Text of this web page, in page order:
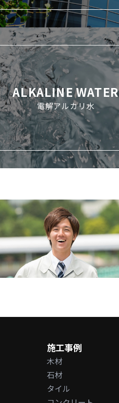
ALKALINE WATER
電解アルカリ水
施工事例
木材
石材
タイル